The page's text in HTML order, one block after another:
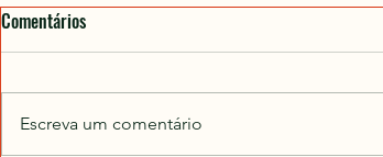
Comentários
Escreva um comentário